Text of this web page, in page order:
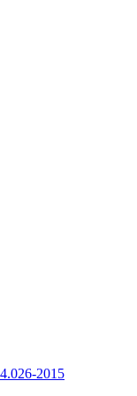
2015